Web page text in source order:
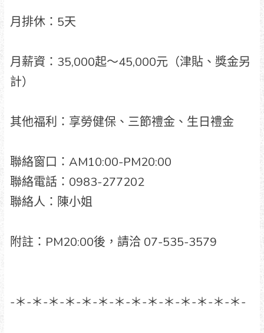
月排休：5天
月薪資：35,000起～45,000元（津貼、獎金另
計）
其他福利：享勞健保、三節禮金、生日禮金
聯絡窗口：AM10:00-PM20:00
聯絡電話：0983-277202
聯絡人：陳小姐
附註：PM20:00後，請洽 07-535-3579
-＊-＊-＊-＊-＊-＊-＊-＊-＊-＊-＊-＊-＊-＊-